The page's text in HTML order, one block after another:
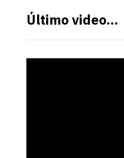
Último video…